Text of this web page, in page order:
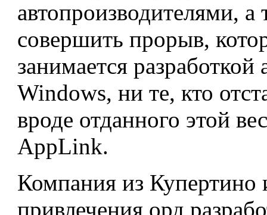
автопроизводителями,
совершить прорыв,
занимается
Windows, ни те, кто
вроде отданного этой
AppLink.
Компания из Купертино
привлечения орд